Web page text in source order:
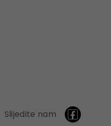
Slijedite nam